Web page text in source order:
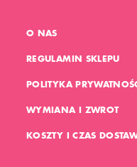
O NAS
REGULAMIN SKLEPU
POLITYKA
WYMIANA I ZWROT
KOSZTY I CZAS